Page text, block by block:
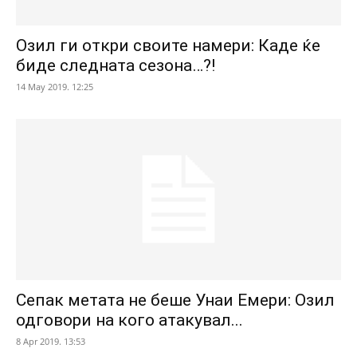
Озил ги откри своите намери: Каде ќе
биде следната сезона…?!
14 May 2019. 12:25
Сепак метата не беше Унаи Емери: Озил
одговори на кого атакувал...
8 Apr 2019. 13:53